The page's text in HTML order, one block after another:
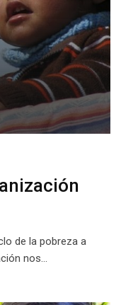
de la pobreza a
nos…